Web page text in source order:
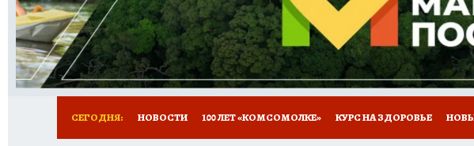
ВСЕ О КП РАДИО КП ТЕСТЫ НОВОЕ НА САЙТЕ
СЕГОДНЯ: НОВОСТИ 100 ЛЕТ «КОМСОМОЛКЕ» КУРС НА ЗДОРОВЬЕ